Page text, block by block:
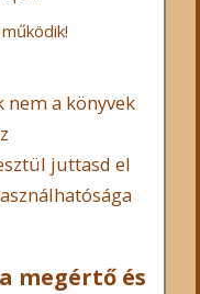
nem a könyvek
juttasd el
megértő és